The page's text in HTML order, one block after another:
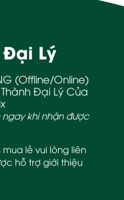
Lý
(Offline/Online)
Đại Lý Của
ngay khi nhận được
lẻ vui lòng liên
hỗ trợ giới thiệu